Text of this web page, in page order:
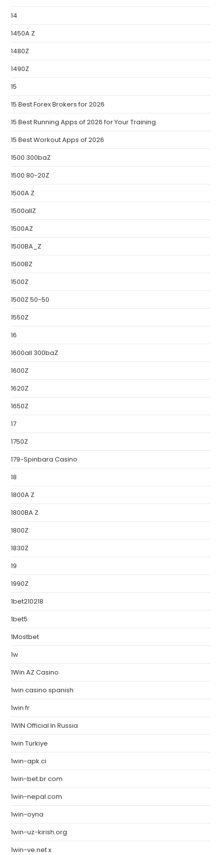
14
1450A Z
1480Z
1490Z
15
15 Best Forex Brokers for 2026
15 Best Running Apps of 2026 for Your Training
15 Best Workout Apps of 2026
1500 300baZ
1500 80-20Z
1500A Z
1500allZ
1500AZ
1500BA_Z
1500BZ
1500Z
1500Z 50-50
1550Z
16
1600all 300baZ
1600Z
1620Z
1650Z
17
1750Z
179-Spinbara Casino
18
1800A Z
1800BA Z
1800Z
1830Z
19
1990Z
1bet210218
1bet5
1Mostbet
1w
1Win AZ Casino
1win casino spanish
1win fr
1WIN Official In Russia
1win Turkiye
1win-apk.ci
1win-bet.br.com
1win-nepal.com
1win-oyna
1win-uz-kirish.org
1win-ve.net x